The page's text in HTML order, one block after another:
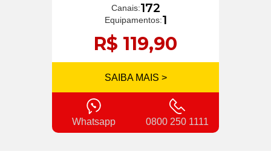
Canais:172
Equipamentos:1
R$ 119,90
SAIBA MAIS >
Whatsapp 0800 250 1111